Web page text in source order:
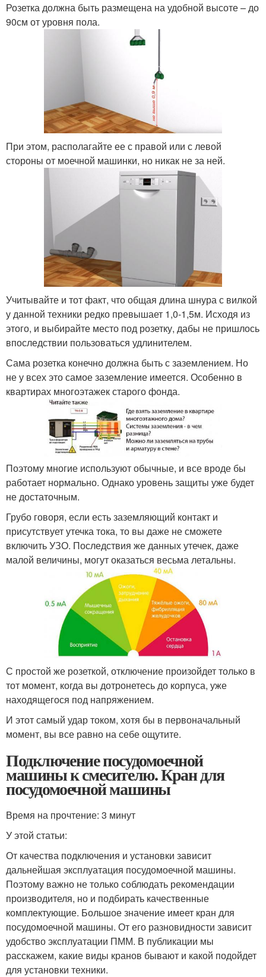
Розетка должна быть размещена на удобной высоте – до
90см от уровня пола.
При этом, располагайте ее с правой или с левой
стороны от моечной машинки, но никак не за ней.
Учитывайте и тот факт, что общая длина шнура с вилкой
у данной техники редко превышает 1,0-1,5м. Исходя из
этого, и выбирайте место под розетку, дабы не пришлось
впоследствии пользоваться удлинителем.
Сама розетка конечно должна быть с заземлением. Но
не у всех это самое заземление имеется. Особенно в
квартирах многоэтажек старого фонда.
Поэтому многие используют обычные, и все вроде бы
работает нормально. Однако уровень защиты уже будет
не достаточным.
Грубо говоря, если есть заземляющий контакт и
присутствует утечка тока, то вы даже не сможете
включить УЗО. Последствия же данных утечек, даже
малой величины, могут оказаться весьма летальны.
С простой же розеткой, отключение произойдет только в
тот момент, когда вы дотронетесь до корпуса, уже
находящегося под напряжением.
И этот самый удар током, хотя бы в первоначальный
момент, вы все равно на себе ощутите.
Подключение посудомоечной
машины к смесителю. Кран для
посудомоечной машины
Время на прочтение: 3 минут
У этой статьи:
От качества подключения и установки зависит
дальнейшая эксплуатация посудомоечной машины.
Поэтому важно не только соблюдать рекомендации
производителя, но и подбирать качественные
комплектующие. Большое значение имеет кран для
посудомоечной машины. От его разновидности зависит
удобство эксплуатации ПММ. В публикации мы
расскажем, какие виды кранов бывают и какой подойдет
для установки техники.